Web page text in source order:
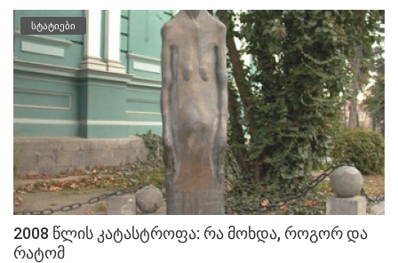
სტატიები
2008 წლის კატასტროფა: რა მოხდა, როგორ და
რატომ